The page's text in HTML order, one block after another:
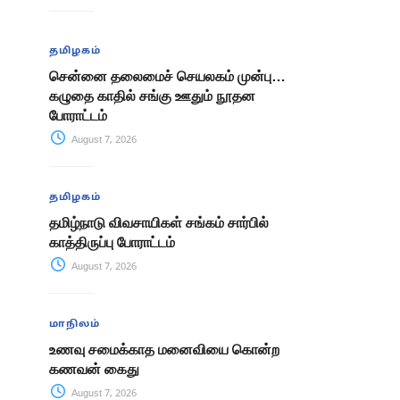
தமிழகம்
சென்னை தலைமைச் செயலகம் முன்பு…
கழுதை காதில் சங்கு ஊதும் நூதன
போராட்டம்
August 7, 2026
தமிழகம்
தமிழ்நாடு விவசாயிகள் சங்கம் சார்பில்
காத்திருப்பு போராட்டம்
August 7, 2026
மாநிலம்
உணவு சமைக்காத மனைவியை கொன்ற
கணவன் கைது
August 7, 2026